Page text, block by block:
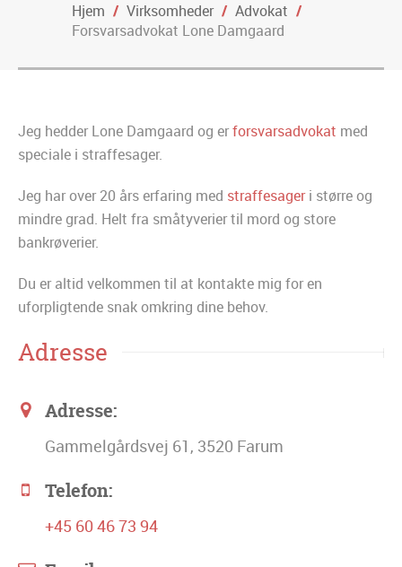
Hjem / Virksomheder / Advokat /
Forsvarsadvokat Lone Damgaard
Jeg hedder Lone Damgaard og erforsvarsadvokat med
speciale i straffesager.
Jeg har over 20 års erfaring med straffesageri større og
mindre grad. Helt fra småtyverier til mord og store
bankrøverier.
Du er altid velkommen til at kontakte mig for en
uforpligtende snak omkring dine behov.
Adresse
Adresse:
Gammelgårdsvej 61, 3520 Farum
Telefon:
+45 60 46 73 94